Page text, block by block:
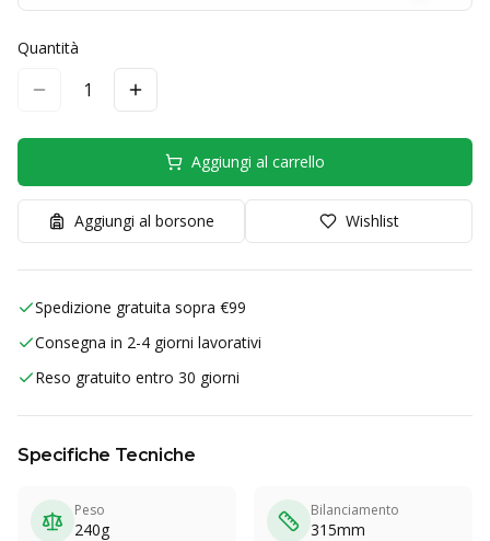
Quantità
1
Aggiungi al carrello
Aggiungi al borsone Wishlist
Spedizione gratuita sopra €99
Consegna in 2-4 giorni lavorativi
Reso gratuito entro 30 giorni
Specifiche Tecniche
Peso
240g
Bilanciamento
315mm